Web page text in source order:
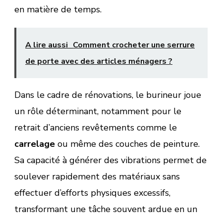
en matière de temps.
A lire aussi Comment crocheter une serrure
de porte avec des articles ménagers ?
Dans le cadre de rénovations, le burineur joue
un rôle déterminant, notamment pour le
retrait d’anciens revêtements comme le
carrelage ou même des couches de peinture.
Sa capacité à générer des vibrations permet de
soulever rapidement des matériaux sans
effectuer d’efforts physiques excessifs,
transformant une tâche souvent ardue en un